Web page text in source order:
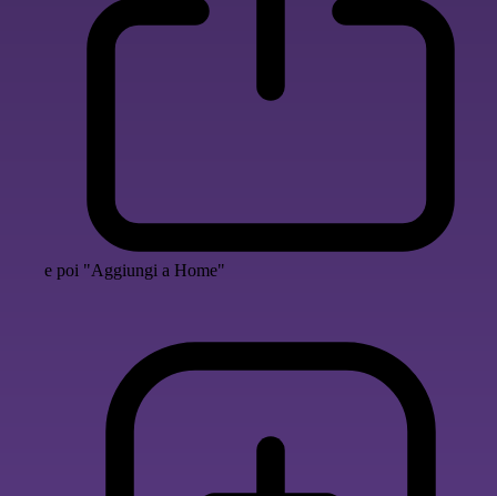
e poi "Aggiungi a Home"